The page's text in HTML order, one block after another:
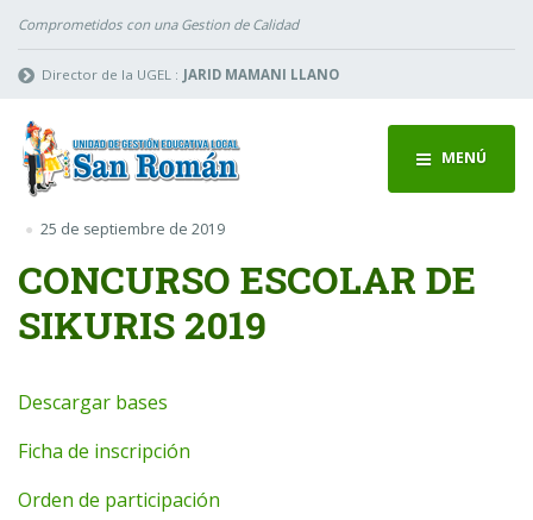
Comprometidos con una Gestion de Calidad
Director de la UGEL : JARID MAMANI LLANO
MENÚ
25 de septiembre de 2019
CONCURSO ESCOLAR DE
SIKURIS 2019
Descargar bases
Ficha de inscripción
Orden de participación